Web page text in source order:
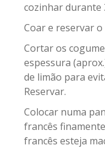
cozinhar durante
Coar e reservar o
Cortar os
espessura
de limão para
Reservar.
Colocar numa
francês
francês esteja